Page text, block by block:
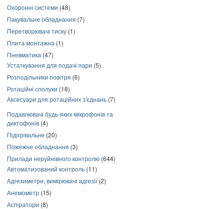
Охоронні системи (48)
Пакувальне обладнання (7)
Перетворювачі тиску (1)
Плита монтажна (1)
Пневматика (47)
Устаткування для подачі пари (5)
Розподільники повітря (6)
Ротаційні сполуки (18)
Аксесуари для ротаційних з'єднань (7)
Подавлювачі будь-яких мікрофонів та
диктофонів (4)
Підігрівальне (20)
Пожежне обладнання (3)
Прилади неруйнівного контролю (644)
Автоматизований контроль (11)
Адгезиметри, вимірювачі адгезії(2)
Анемометр (15)
Аспіратори (8)